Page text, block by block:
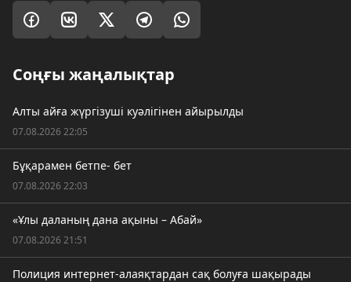
Соңғы жаңалықтар
Алты айға жүргізуші куәлігінен айырылды
07.08.2026 22:05
Бұқарамен бетпе- бет
07.08.2026 22:03
«Ұлы даланың дана ақыны – Абай»
07.08.2026 21:51
Полиция интернет-алаяқтардан сақ болуға шақырады